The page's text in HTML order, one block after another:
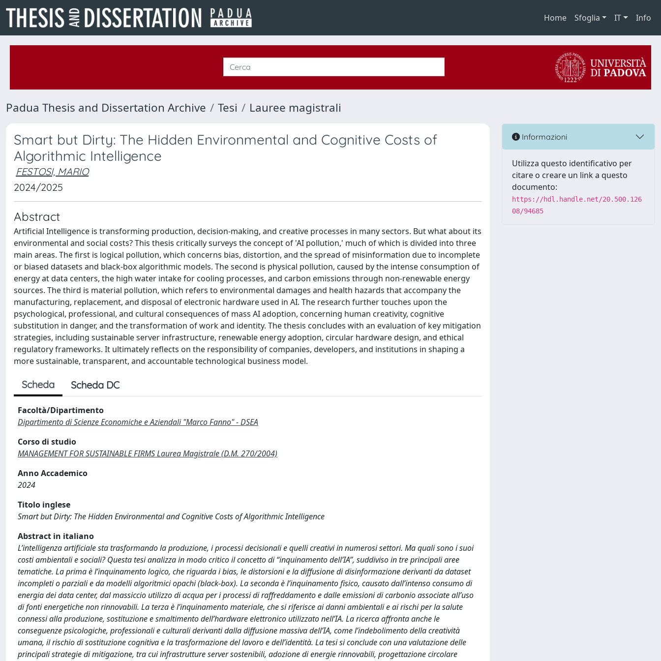
Home Sfoglia IT Info
Padua Thesis and Dissertation Archive Tesi Lauree magistrali
Smart but Dirty: The Hidden Environmental and Cognitive Costs of
Algorithmic Intelligence
FESTOSI, MARIO
2024/2025
Abstract
Artificial Intelligence is transforming production, decision-making, and creative processes in many sectors. But what about its
environmental and social costs? This thesis critically surveys the concept of 'AI pollution,' much of which is divided into three
main areas. The first is logical pollution, which concerns bias, distortion, and the spread of misinformation due to incomplete
or biased datasets and black-box algorithmic models. The second is physical pollution, caused by the intense consumption of
energy at data centers, the high water intake for cooling processes, and carbon emissions through non-renewable energy
sources. The third is material pollution, which refers to environmental damages and health hazards that accompany the
manufacturing, replacement, and disposal of electronic hardware used in AI. The research further touches upon the
psychological, professional, and cultural consequences of mass AI adoption, concerning human creativity, cognitive
substitution in danger, and the transformation of work and identity. The thesis concludes with an evaluation of key mitigation
strategies, including sustainable server infrastructure, renewable energy adoption, circular hardware design, and ethical
regulatory frameworks. It ultimately reflects on the responsibility of companies, developers, and institutions in shaping a
more sustainable, transparent, and accountable technological business model.
Scheda Scheda DC
Facoltà/Dipartimento
Dipartimento di Scienze Economiche e Aziendali "Marco Fanno" - DSEA
Corso di studio
MANAGEMENT FOR SUSTAINABLE FIRMS Laurea Magistrale (D.M. 270/2004)
Anno Accademico
2024
Titolo inglese
Smart but Dirty: The Hidden Environmental and Cognitive Costs of Algorithmic Intelligence
Abstract in italiano
L’intelligenza artificiale sta trasformando la produzione, i processi decisionali e quelli creativi in numerosi settori. Ma quali sono i suoi
costi ambientali e sociali? Questa tesi analizza in modo critico il concetto di “inquinamento dell’IA”, suddiviso in tre principali aree
tematiche. La prima è l’inquinamento logico, che riguarda i bias, le distorsioni e la diffusione di disinformazione derivanti da dataset
incompleti o parziali e da modelli algoritmici opachi (black-box). La seconda è l’inquinamento fisico, causato dall’intenso consumo di
energia dei data center, dal massiccio utilizzo di acqua per i processi di raffreddamento e dalle emissioni di carbonio associate all’uso
di fonti energetiche non rinnovabili. La terza è l’inquinamento materiale, che si riferisce ai danni ambientali e ai rischi per la salute
connessi alla produzione, sostituzione e smaltimento dell’hardware elettronico utilizzato nell’IA. La ricerca affronta anche le
conseguenze psicologiche, professionali e culturali derivanti dalla diffusione massiva dell’IA, come l’indebolimento della creatività
umana, il rischio di sostituzione cognitiva e la trasformazione del lavoro e dell’identità. La tesi si conclude con una valutazione delle
principali strategie di mitigazione, tra cui infrastrutture server sostenibili, adozione di energie rinnovabili, progettazione circolare
Informazioni
Utilizza questo identificativo per
citare o creare un link a questo
documento:
https://hdl.handle.net/20.500.126
08/94685